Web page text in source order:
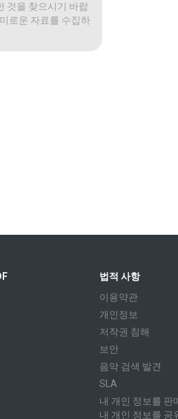
것을 찾으시기 바랍
로운 자료를 수집하
법적 사항
이용약관
개인정보
저작권 침해
보안
음악 검색 발견
SLA
내 개인 정보를 판
내 개인 정보를 공